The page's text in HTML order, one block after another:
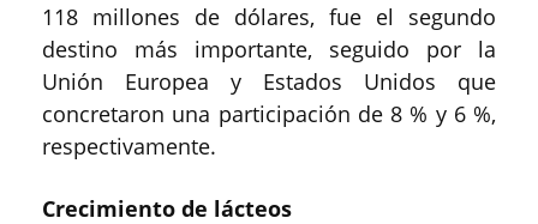
118 millones de dólares, fue el segundo
destino más importante, seguido por la
Unión Europea y Estados Unidos que
concretaron una participación de 8 % y 6 %,
respectivamente.
Crecimiento de lácteos